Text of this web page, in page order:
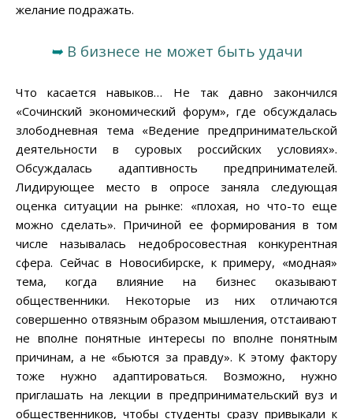
желание подражать.
➥ В бизнесе не может быть удачи
Что касается навыков… Не так давно закончился
«Сочинский экономический форум», где обсуждалась
злободневная тема «Ведение предпринимательской
деятельности в суровых российских условиях».
Обсуждалась адаптивность предпринимателей.
Лидирующее место в опросе заняла следующая
оценка ситуации на рынке: «плохая, но что-то еще
можно сделать». Причиной ее формирования в том
числе называлась недобросовестная конкурентная
сфера. Сейчас в Новосибирске, к примеру, «модная»
тема, когда влияние на бизнес оказывают
общественники. Некоторые из них отличаются
совершенно отвязным образом мышления, отстаивают
не вполне понятные интересы по вполне понятным
причинам, а не «бьются за правду». К этому фактору
тоже нужно адаптироваться. Возможно, нужно
приглашать на лекции в предпринимательский вуз и
общественников, чтобы студенты сразу привыкали к